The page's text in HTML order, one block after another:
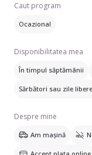
Caut program
Ocazional
Disponibilitatea mea
În timpul săptămânii
Sărbători sau zile
Despre mine
Am mașină